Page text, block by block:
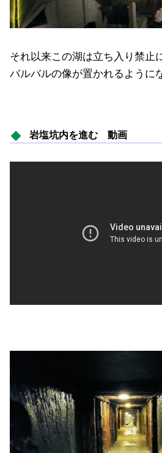
それ以来この湖は立ち入り禁止
バルバルの像が置かれるように
岩塩坑内を進む 動画